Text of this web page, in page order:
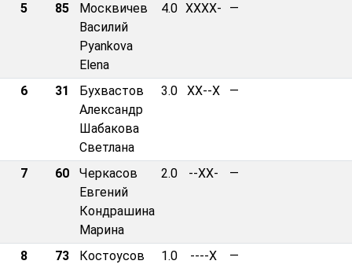
5 85
Москвичев
Василий
Pyankova
Elena
4.0 XXXX- —
6 31
Бухвастов
Александр
Шабакова
Светлана
3.0 XX--X —
7 60
Черкасов
Евгений
Кондрашина
Марина
2.0 --XX- —
8 73
Костоусов
1.0 ----X —